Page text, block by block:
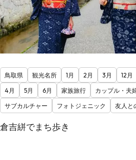
鳥取県 観光名所 1月 2月 3月 12月
4月
5月 6月 家族旅行 カップル・夫
サブカルチャー
フォトジェニック 友人と
倉吉絣でまち歩き